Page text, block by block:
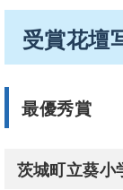
受賞花壇
最優秀賞
茨城町立葵小